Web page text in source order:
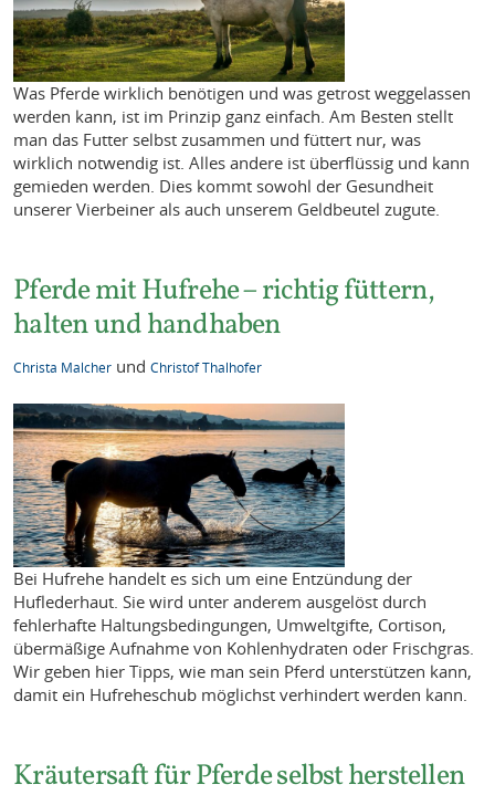
Was Pferde wirklich benötigen und was getrost weggelassen
werden kann, ist im Prinzip ganz einfach. Am Besten stellt
man das Futter selbst zusammen und füttert nur, was
wirklich notwendig ist. Alles andere ist überflüssig und kann
gemieden werden. Dies kommt sowohl der Gesundheit
unserer Vierbeiner als auch unserem Geldbeutel zugute.
Pferde mit Hufrehe – richtig füttern,
halten und handhaben
Christa Malcher undChristof Thalhofer
Bei Hufrehe handelt es sich um eine Entzündung der
Huflederhaut. Sie wird unter anderem ausgelöst durch
fehlerhafte Haltungsbedingungen, Umweltgifte, Cortison,
übermäßige Aufnahme von Kohlenhydraten oder Frischgras.
Wir geben hier Tipps, wie man sein Pferd unterstützen kann,
damit ein Hufreheschub möglichst verhindert werden kann.
Kräutersaft für Pferde selbst herstellen